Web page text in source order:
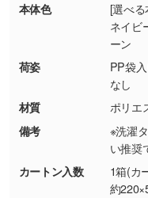
使いたいです
シンプルな背景
ター部分の輪郭
り抜き処理が可
・持っているデー
しの作り方が分か
印刷したいデータ
合、シンプルな色
詳しく
本体色
[選べ
ネイビ
ーン
荷姿
PP袋
なし
材質
ポリエ
備考
※洗濯
い推奨
カートン入数
1箱(カ
約